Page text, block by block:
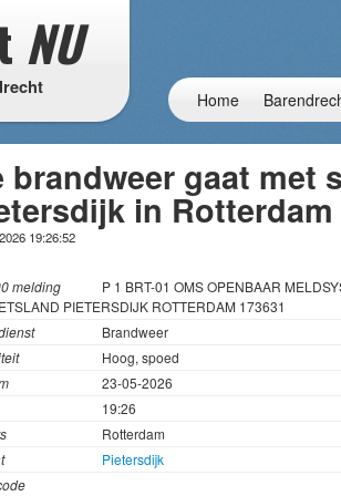
NU
Home
brandweer gaat met
in Rotterdam
19:26:52
melding
P 1 BRT-01 OMS OPENBAAR
PIETERSDIJK ROTTERDAM 173631
Brandweer
Hoog, spoed
23-05-2026
19:26
Rotterdam
Pietersdijk